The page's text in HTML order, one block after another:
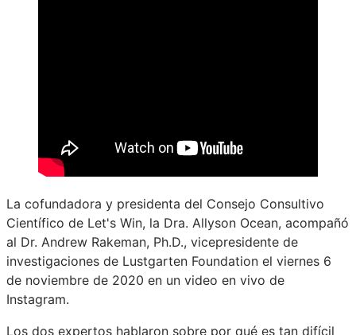
La cofundadora y presidenta del Consejo Consultivo
Científico de Let's Win, la Dra. Allyson Ocean, acompañó
al Dr. Andrew Rakeman, Ph.D., vicepresidente de
investigaciones de Lustgarten Foundation el viernes 6
de noviembre de 2020 en un video en vivo de
Instagram.
Los dos expertos hablaron sobre por qué es tan difícil